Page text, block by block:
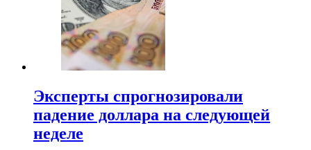
Эксперты спрогнозировали
падение доллара на следующей
неделе